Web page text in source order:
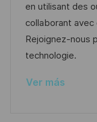
ó
n
e
p
u
b
i
en utilisant des
collaborant
Rejoignez-nous
technologie.
Ver más